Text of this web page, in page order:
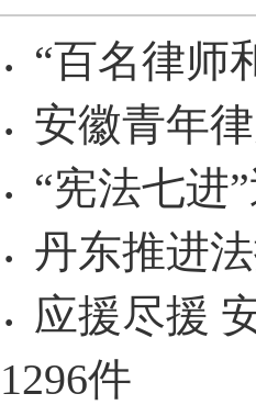
· “百名律师
· 安徽青年
· “宪法七进
· 丹东推进
· 应援尽援
1296件